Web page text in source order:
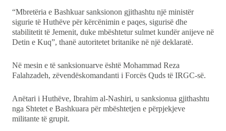
“Mbretëria e Bashkuar sanksionon gjithashtu një ministër
sigurie të Huthëve për kërcënimin e paqes, sigurisë dhe
stabilitetit të Jemenit, duke mbështetur sulmet kundër anijeve në
Detin e Kuq”, thanë autoritetet britanike në një deklaratë.
Në mesin e të sanksionuarve është Mohammad Reza
Falahzadeh, zëvendëskomandanti i Forcës Quds të IRGC-së.
Anëtari i Huthëve, Ibrahim al-Nashiri, u sanksionua gjithashtu
nga Shtetet e Bashkuara për mbështetjen e përpjekjeve
militante të grupit.